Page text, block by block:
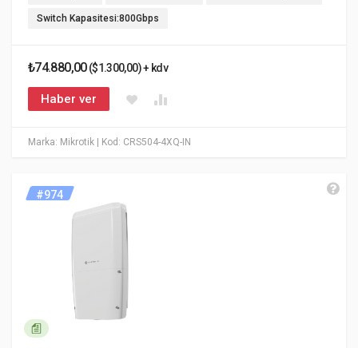
Marka: Mikrotik | Kod: CRS504-4XQ-IN
Switch Kapasitesi:800Gbps
₺74.880,00($1.300,00) + kdv
Haber ver
#974